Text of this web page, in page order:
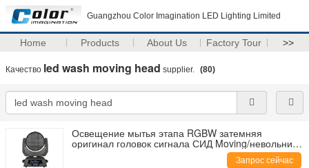
Guangzhou Color Imagination LED Lighting Limited
Home Products About Us Factory Tour >>
Качество led wash moving head supplier. (80)
Освещение мытья этапа RGBW затемняя
оригинал головок сигнала СИД Moving/невольника
Запрос сейчас